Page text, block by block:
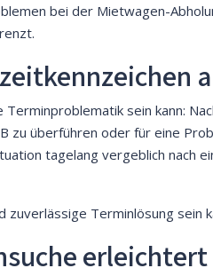
bei der Mietwagen-
sein kann:
zu überführen oder für eine
tagelang vergeblich nach
Terminlösung sein
erleichtert